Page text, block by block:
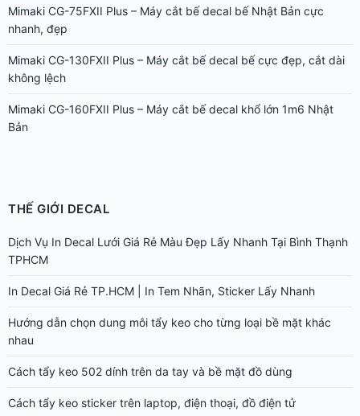
Mimaki CG-75FXII Plus – Máy cắt bế decal bế Nhật Bản cực
nhanh, đẹp
Mimaki CG-130FXII Plus – Máy cắt bế decal bế cực đẹp, cắt dài
không lệch
Mimaki CG-160FXII Plus – Máy cắt bế decal khổ lớn 1m6 Nhật
Bản
THẾ GIỚI DECAL
Dịch Vụ In Decal Lưới Giá Rẻ Màu Đẹp Lấy Nhanh Tại Bình Thạnh
TPHCM
In Decal Giá Rẻ TP.HCM | In Tem Nhãn, Sticker Lấy Nhanh
Hướng dẫn chọn dung môi tẩy keo cho từng loại bề mặt khác
nhau
Cách tẩy keo 502 dính trên da tay và bề mặt đồ dùng
Cách tẩy keo sticker trên laptop, điện thoại, đồ điện tử